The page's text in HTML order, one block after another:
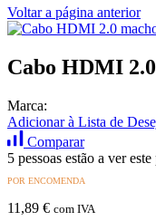
Voltar a página anterior
Cabo HDMI
Marca:
Adicionar à Lista de
Comparar
5 pessoas estão a ver
POR ENCOMENDA
11,89 € com IVA